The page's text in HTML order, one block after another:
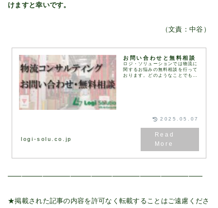
けますと幸いです。
（文責：中谷）
お問い合わせと無料相談
ロジ・ソリューションでは物流に
関するお悩みの無料相談を行って
おります。どのようなことでもお
logi-solu.co.jp
2025.05.07
━━━━━━━━━━━━━━━━━━━━━━━━━━━━
★掲載された記事の内容を許可なく転載することはご遠慮くださ